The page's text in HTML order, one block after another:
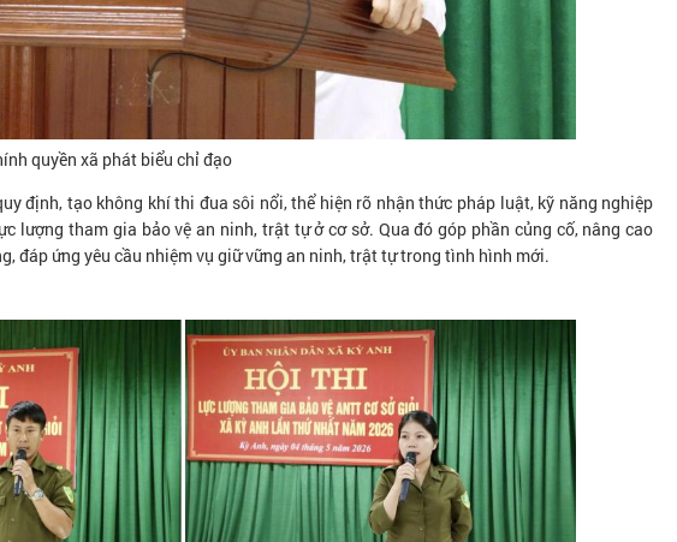
quyền xã phát biểu chỉ đạo
định, tạo không khí thi đua sôi nổi, thể hiện rõ nhận thức pháp luật, kỹ năng nghiệp
lượng tham gia bảo vệ an ninh, trật tự ở cơ sở. Qua đó góp phần củng cố, nâng cao
đáp ứng yêu cầu nhiệm vụ giữ vững an ninh, trật tự trong tình hình mới.